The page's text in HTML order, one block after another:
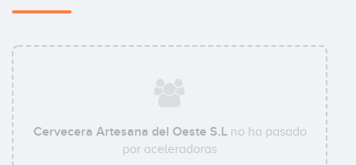
Cervecera Artesana del Oeste S.Lno ha pasado
por aceleradoras